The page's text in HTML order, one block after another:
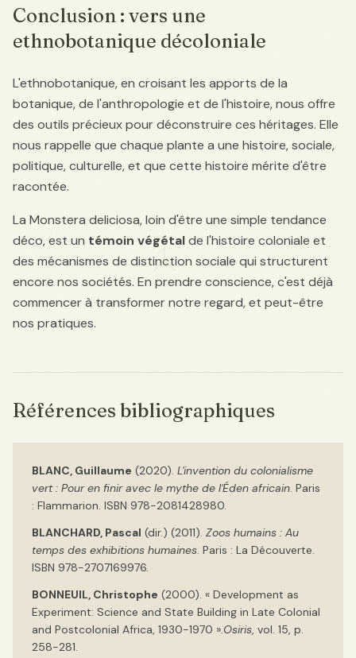
Conclusion : vers une
ethnobotanique décoloniale
L'ethnobotanique, en croisant les apports de la
botanique, de l'anthropologie et de l'histoire, nous offre
des outils précieux pour déconstruire ces héritages. Elle
nous rappelle que chaque plante a une histoire, sociale,
politique, culturelle, et que cette histoire mérite d'être
racontée.
La Monstera deliciosa, loin d'être une simple tendance
déco, est un témoin végétalde l'histoire coloniale et
des mécanismes de distinction sociale qui structurent
encore nos sociétés. En prendre conscience, c'est déjà
commencer à transformer notre regard, et peut-être
nos pratiques.
Références bibliographiques
BLANC, Guillaume (2020). L'invention du colonialisme
vert : Pour en finir avec le mythe de l'Éden africain. Paris
: Flammarion. ISBN 978-2081428980.
BLANCHARD, Pascal (dir.) (2011). Zoos humains : Au
temps des exhibitions humaines. Paris : La Découverte.
ISBN 978-2707169976.
BONNEUIL, Christophe (2000). « Development as
Experiment: Science and State Building in Late Colonial
and Postcolonial Africa, 1930-1970 ».Osiris, vol. 15, p.
258-281.